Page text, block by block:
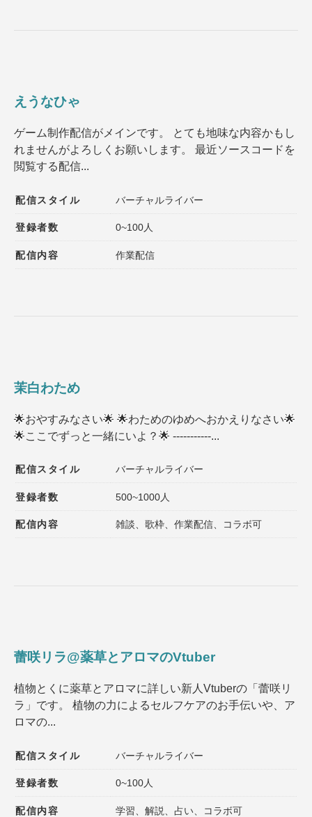
えうなひゃ
ゲーム制作配信がメインです。 とても地味な内容かもし
れませんがよろしくお願いします。 最近ソースコードを
閲覧する配信...
配信スタイル バーチャルライバー
登録者数 0~100人
配信内容 作業配信
茉白わため
🌟おやすみなさい🌟 🌟わためのゆめへおかえりなさい🌟
🌟ここでずっと一緒にいよ？🌟 -----------...
配信スタイル バーチャルライバー
登録者数 500~1000人
配信内容 雑談、歌枠、作業配信、コラボ可
蕾咲リラ@薬草とアロマのVtuber
植物とくに薬草とアロマに詳しい新人Vtuberの「蕾咲リ
ラ」です。 植物の力によるセルフケアのお手伝いや、ア
ロマの...
配信スタイル バーチャルライバー
登録者数 0~100人
配信内容 学習、解説、占い、コラボ可